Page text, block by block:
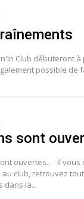
Club débuteront à
possible de
sont
ouvertes... Il vous
club, retrouvez
dans la...